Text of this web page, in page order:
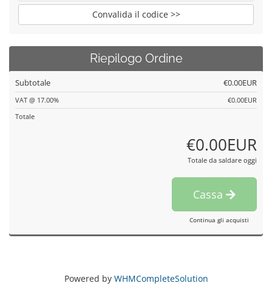
Convalida il codice >>
Riepilogo Ordine
Subtotale €0.00EUR
VAT @ 17.00%
€0.00EUR
Totale
€0.00EUR
Totale da saldare oggi
Cassa
Continua gli acquisti
Powered by WHMCompleteSolution